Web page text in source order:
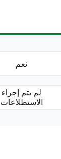
نعم
لم يتم إجراء
الاستطلاعات